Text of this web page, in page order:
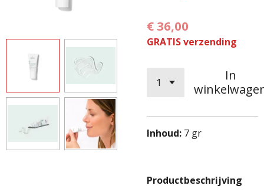
€ 36,00
GRATIS verzending
In
Inhoud: 7 gr
Productbeschrijving